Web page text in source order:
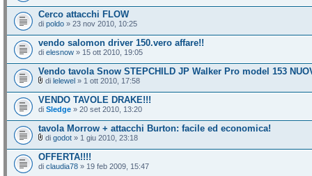
Cerco attacchi FLOW
di poldo » 23 nov 2010, 10:25
vendo salomon driver 150.vero affare!!
di elesnow » 15 ott 2010, 19:05
Vendo tavola Snow STEPCHILD JP Walker Pro model 153
di lelewel » 1 ott 2010, 17:58
VENDO TAVOLE DRAKE!!!
di Sledge » 20 set 2010, 13:20
tavola Morrow + attacchi Burton: facile ed economica!
di godot » 1 giu 2010, 23:18
OFFERTA!!!!
di claudia78 » 19 feb 2009, 15:47